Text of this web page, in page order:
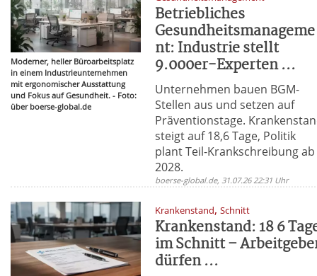
Moderner, heller Büroarbeitsplatz
in einem Industrieunternehmen
mit ergonomischer Ausstattung
und Fokus auf Gesundheit. - Foto:
über boerse-global.de
Betriebliches
Gesundheitsmanageme
nt: Industrie stellt
9.000er-Experten ...
Unternehmen bauen BGM-
Stellen aus und setzen auf
Präventionstage.
steigt auf 18,6 Tage, Politik
plant Teil-Krankschreibung ab
2028.
boerse-global.de, 31.07.26 22:31 Uhr
Krankenstand,Schnitt
Krankenstand: 18 6
im Schnitt –
dürfen ...